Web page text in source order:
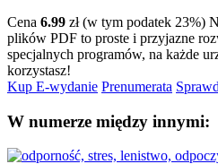
Cena 6.99 zł (w tym podatek 23%)
plików PDF to proste i przyjazne
specjalnych programów, na każde
korzystasz!
Kup E-wydanie Prenumerata
W numerze między innymi: